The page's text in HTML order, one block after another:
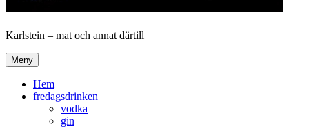
Karlstein – mat och annat därtill
Meny
Hem
fredagsdrinken
vodka
gin